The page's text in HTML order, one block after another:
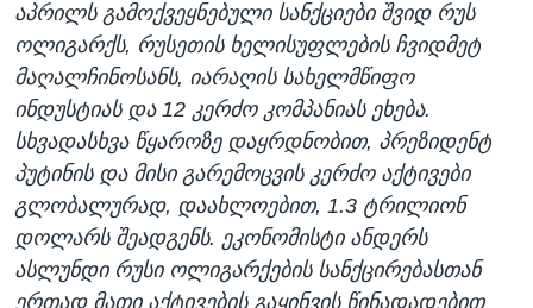
აპრილს გამოქვეყნებული სანქციები შვიდ რუს
ოლიგარქს, რუსეთის ხელისუფლების ჩვიდმეტ
მაღალჩინოსანს, იარაღის სახელმწიფო
ინდუსტიას და 12 კერძო კომპანიას ეხება.
სხვადასხვა წყაროზე დაყრდნობით, პრეზიდენტ
პუტინის და მისი გარემოცვის კერძო აქტივები
გლობალურად, დაახლოებით, 1.3 ტრილიონ
დოლარს შეადგენს. ეკონომისტი ანდერს
ასლუნდი რუსი ოლიგარქების სანქცირებასთან
ერთად მათი აქტივების გაყინვის წინადადებით